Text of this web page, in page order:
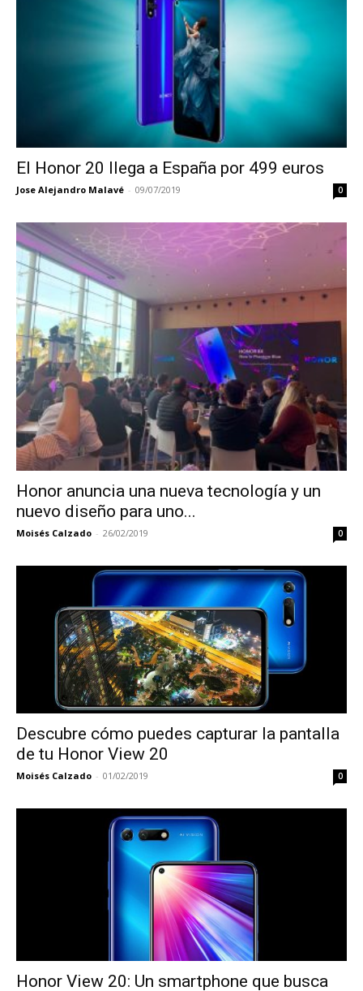
El Honor 20 llega a España por 499 euros
Jose Alejandro Malavé - 09/07/2019 0
Honor anuncia una nueva tecnología y un
nuevo diseño para uno...
Moisés Calzado - 26/02/2019 0
Descubre cómo puedes capturar la pantalla
de tu Honor View 20
Moisés Calzado - 01/02/2019 0
Honor View 20: Un smartphone que busca